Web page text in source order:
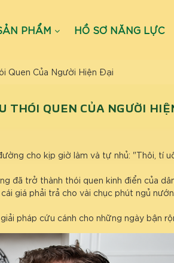
PHẨM HỒ SƠ NĂNG LỰC
Quen Của Người Hiện Đại
THÓI QUEN CỦA NGƯỜI
cho kịp giờ làm và tự nhủ: "Thôi, tí
đã trở thành thói quen kinh điển của
giá phải trả cho vài chục phút ngủ
pháp cứu cánh cho những ngày bận